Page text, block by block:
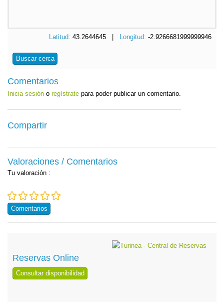
Latitud: 43.2644645 | Longitud: -2.9266681999999946
Buscar cerca
Comentarios
Inicia sesión o regístrate para poder publicar un comentario.
Compartir
Valoraciones / Comentarios
Tu valoración :
Comentarios
Reservas Online
Consultar disponibilidad